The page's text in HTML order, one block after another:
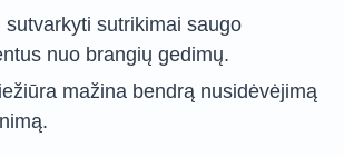
sutrikimai saugo
nuo brangių gedimų.
mažina bendrą nusidėvėjimą